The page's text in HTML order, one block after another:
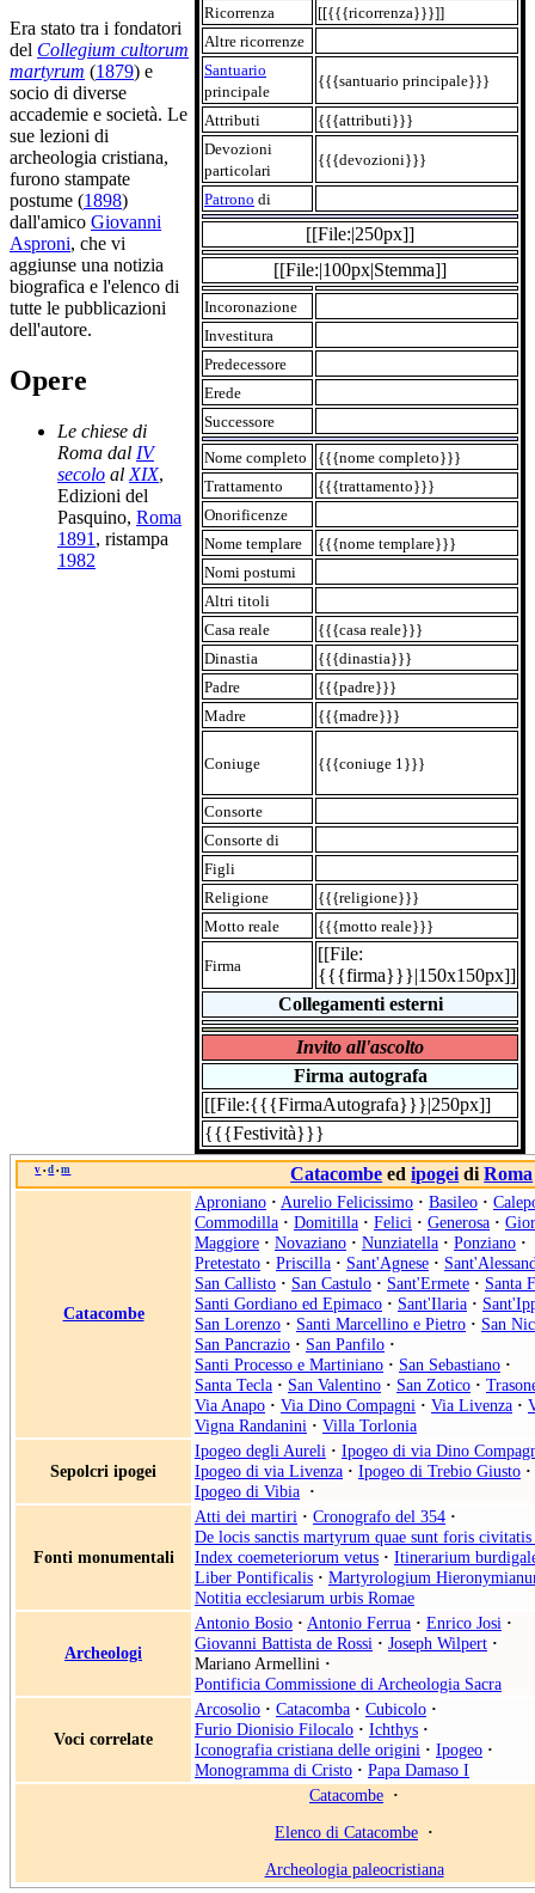
Ricorrenza
[[{{{ricorrenza}}}]]
Altre ricorrenze
Santuario
principale
{{{santuario principale}}}
Attributi
{{{attributi}}}
Devozioni
particolari
{{{devozioni}}}
Patrono di
[[File:|250px]]
[[File:|100px|Stemma]]
Incoronazione
Investitura
Predecessore
Erede
Successore
Nome completo
{{{nome completo}}}
Trattamento
{{{trattamento}}}
Onorificenze
Nome templare
{{{nome templare}}}
Nomi postumi
Altri titoli
Casa reale
{{{casa reale}}}
Dinastia
{{{dinastia}}}
Padre
{{{padre}}}
Madre
{{{madre}}}
Coniuge {{{coniuge 1}}}
Consorte
Consorte di
Figli
Religione
{{{religione}}}
Motto reale
{{{motto reale}}}
Firma
[[File:
{{{firma}}}|150x150px]]
Collegamenti esterni
Invito all'ascolto
Firma autografa
[[File:{{{FirmaAutografa}}}|250px]]
{{{Festività}}}
Era stato tra i fondatori
del Collegium cultorum
martyrum (1879) e
socio di diverse
accademie e società. Le
sue lezioni di
archeologia cristiana,
furono stampate
postume (1898)
dall'amico Giovanni
Asproni, che vi
aggiunse una notizia
biografica e l'elenco di
tutte le pubblicazioni
dell'autore.
Opere
Le chiese di
Roma dal IV
secolo al XIX,
Edizioni del
Pasquino, Roma
1891 , ristampa
1982
v • d • m Catacombe edipogei diRoma
Catacombe
Aproniano · Aurelio Felicissimo · Basileo ·
Commodilla · Domitilla · Felici · Generosa ·
Maggiore · Novaziano · Nunziatella · Ponziano ·
Pretestato · Priscilla · Sant'Agnese ·
San Callisto · San Castulo · Sant'Ermete · Santa
Santi Gordiano ed Epimaco · Sant'Ilaria ·
San Lorenzo · Santi Marcellino e Pietro · San
San Pancrazio · San Panfilo ·
Santi Processo e Martiniano · San Sebastiano ·
Santa Tecla · San Valentino · San Zotico ·
Via Anapo · Via Dino Compagni · Via Livenza ·
Vigna Randanini · Villa Torlonia
Sepolcri ipogei
Ipogeo degli Aureli · Ipogeo di via Dino
Ipogeo di via Livenza · Ipogeo di Trebio Giusto ·
Ipogeo di Vibia ·
Fonti monumentali
Atti dei martiri · Cronografo del 354 ·
De locis sanctis martyrum quae sunt foris civitatis
Index coemeteriorum vetus · Itinerarium
Liber Pontificalis · Martyrologium
Notitia ecclesiarum urbis Romae
Archeologi
Antonio Bosio · Antonio Ferrua · Enrico Josi ·
Giovanni Battista de Rossi · Joseph Wilpert ·
Mariano Armellini ·
Pontificia Commissione di Archeologia Sacra
Voci correlate
Arcosolio · Catacomba · Cubicolo ·
Furio Dionisio Filocalo · Ichthys ·
Iconografia cristiana delle origini · Ipogeo ·
Monogramma di Cristo · Papa Damaso I
Catacombe ·
Elenco di Catacombe ·
Archeologia paleocristiana